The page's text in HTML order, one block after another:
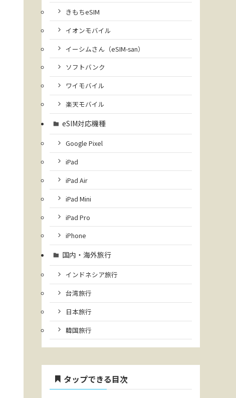
きもちeSIM
イオンモバイル
イーシムさん（eSIM-san）
ソフトバンク
ワイモバイル
楽天モバイル
eSIM対応機種
Google Pixel
iPad
iPad Air
iPad Mini
iPad Pro
iPhone
国内・海外旅行
インドネシア旅行
台湾旅行
日本旅行
韓国旅行
タップできる目次